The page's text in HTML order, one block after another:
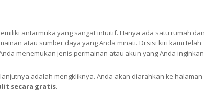
antarmuka yang sangat intuitif. Hanya ada satu rumah dan
atau sumber daya yang Anda minati. Di sisi kiri kami telah
menemukan jenis permainan atau akun yang Anda inginkan
adalah mengkliknya. Anda akan diarahkan ke halaman
secara gratis.